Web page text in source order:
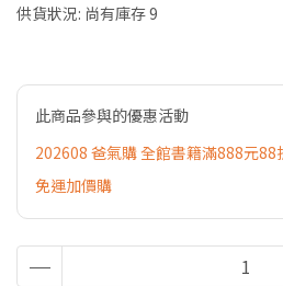
供貨狀況: 尚有庫存 9
此商品參與的優惠活動
202608 爸氣購 全館書籍滿888元88
免運加價購